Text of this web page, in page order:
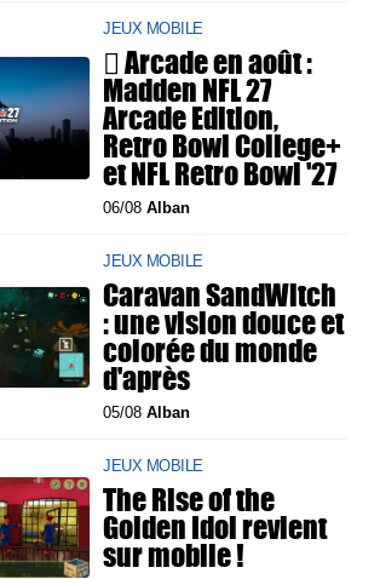
JEUX MOBILE
 Arcade en août :
Madden NFL 27
Arcade Edition,
Retro Bowl College+
et NFL Retro Bowl '27
06/08Alban
JEUX MOBILE
Caravan SandWitch
: une vision douce et
colorée du monde
d'après
05/08Alban
JEUX MOBILE
The Rise of the
Golden Idol revient
sur mobile !